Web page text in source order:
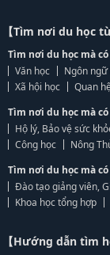
【Tìm nơi du học
Tìm nơi du học mà
Văn học
Ngôn ngữ
Xã hội học
Quan
Tìm nơi du học mà
Hộ lý, Bảo vệ sức
Công học
Nông
Tìm nơi du học mà
Đào tạo giảng viên,
Khoa học tổng hợp
【Hướng dẫn tìm